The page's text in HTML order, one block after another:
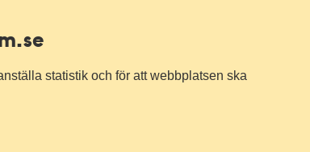
statistik och för att webbplatsen ska